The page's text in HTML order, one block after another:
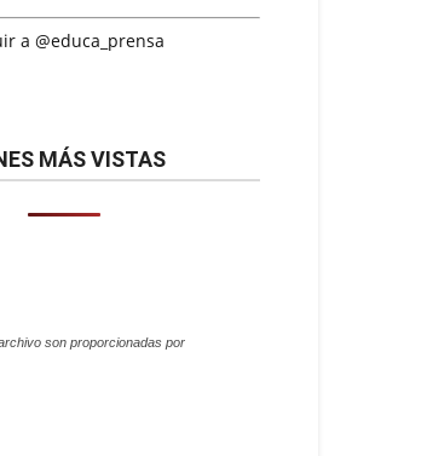
a @educa_prensa
MÁS VISTAS
son proporcionadas por